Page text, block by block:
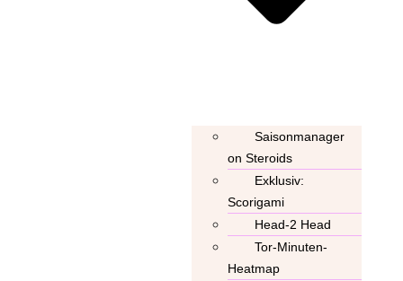
Saisonmanager
on Steroids
Exklusiv:
Scorigami
Head-2 Head
Tor-Minuten-
Heatmap